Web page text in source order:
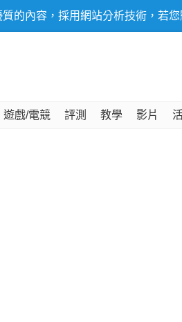
的內容，採用網站分析技術，若
遊戲/電競 評測 教學 影片